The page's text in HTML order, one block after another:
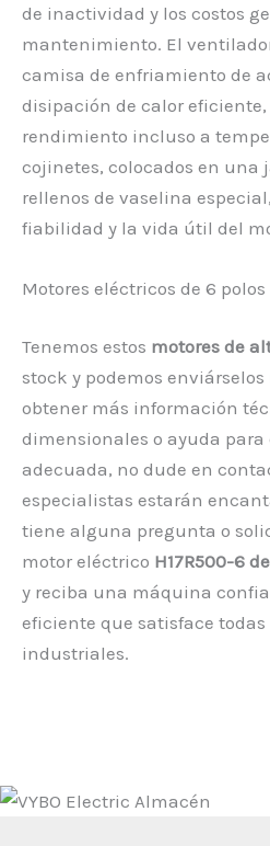
de inactividad y los costos
mantenimiento. El
camisa de enfriamiento de
disipación de calor
rendimiento incluso a
cojinetes, colocados en una
rellenos de vaselina
fiabilidad y la vida útil del
Motores eléctricos de 6
Tenemos estos motores de
stock y podemos
obtener más información
dimensionales o ayuda
adecuada, no dude en
especialistas estarán
tiene alguna pregunta o
motor eléctrico H17R500-6
y reciba una máquina
eficiente que satisface todas
industriales.